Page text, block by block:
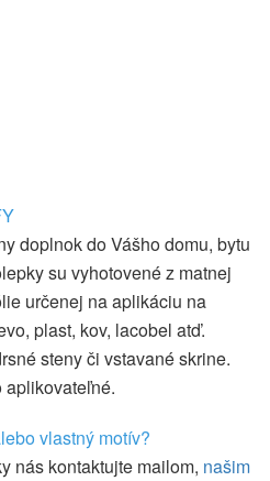
doplnok do Vášho domu, bytu
su vyhotovené z matnej
určenej na aplikáciu na
plast, kov, lacobel atď.
steny či vstavané skrine.
vlastný motív?
nás kontaktujte mailom, našim